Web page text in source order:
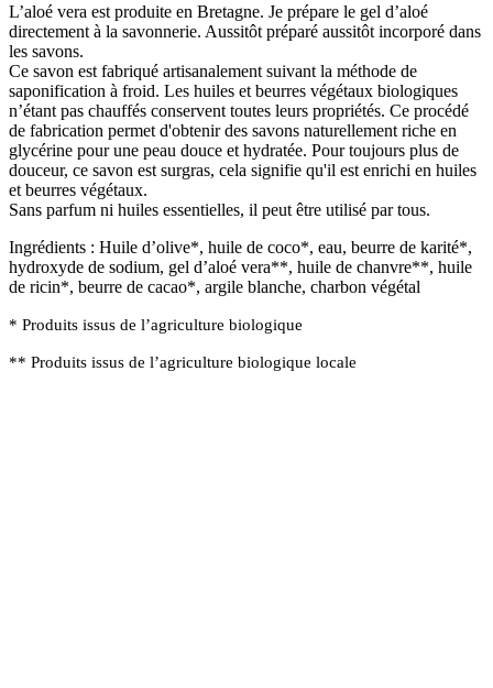
L’aloé vera est produite en Bretagne. Je prépare le gel d’aloé
directement à la savonnerie. Aussitôt préparé aussitôt incorporé dans
les savons.
Ce savon est fabriqué artisanalement suivant la méthode de
saponification à froid. Les huiles et beurres végétaux biologiques
n’étant pas chauffés conservent toutes leurs propriétés. Ce procédé
de fabrication permet d'obtenir des savons naturellement riche en
glycérine pour une peau douce et hydratée. Pour toujours plus de
douceur, ce savon est surgras, cela signifie qu'il est enrichi en huiles
et beurres végétaux.
Sans parfum ni huiles essentielles, il peut être utilisé par tous.
Ingrédients : Huile d’olive*, huile de coco*, eau, beurre de karité*,
hydroxyde de sodium, gel d’aloé vera**, huile de chanvre**, huile
de ricin*, beurre de cacao*, argile blanche, charbon végétal
* Produits issus de l’agriculture biologique
** Produits issus de l’agriculture biologique locale